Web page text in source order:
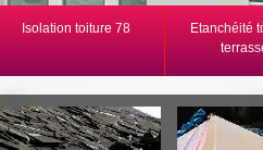
Isolation toiture 78
Etanchéité